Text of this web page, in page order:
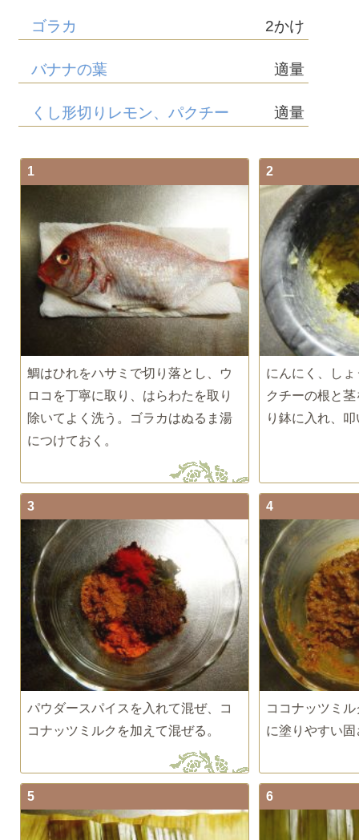
ゴラカ 2かけ
バナナの葉 適量
くし形切りレモン、パクチー 適量
1
鯛はひれをハサミで切り落とし、ウ
ロコを丁寧に取り、はらわたを取り
除いてよく洗う。ゴラカはぬるま湯
につけておく。
2
にんにく、し
クチーの根と
り鉢に入れ、
3
パウダースパイスを入れて混ぜ、コ
コナッツミルクを加えて混ぜる。
4
ココナッツミ
に塗りやすい
5 6